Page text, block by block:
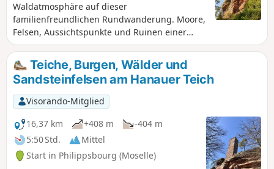
Waldatmosphäre auf dieser
familienfreundlichen Rundwanderung. Moore,
Felsen, Aussichtspunkte und Ruinen einer
mittelalterlichen Burg. Der Étang de Hanau, oft
als der schönste See der Nordvogesen
bezeichnet, fügt sich in eine
außergewöhnliche Naturlandschaft ein, die
von der UNESCO als „Weltbiosphärenreservat“
ausgewiesen wurde.
Teiche, Burgen, Wälder und
Sandsteinfelsen am Hanauer Teich
Visorando-Mitglied
16,37 km
+408 m
-404 m
5:50 Std.
Mittel
Start in Philippsbourg (Moselle)